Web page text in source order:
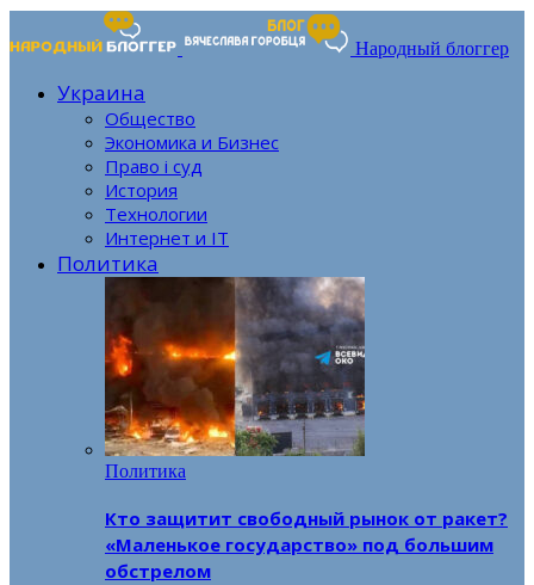
Народный блоггер
Украина
Общество
Экономика и Бизнес
Право і суд
История
Технологии
Интернет и IT
Политика
Политика
Кто защитит свободный рынок от ракет?
«Маленькое государство» под большим
обстрелом